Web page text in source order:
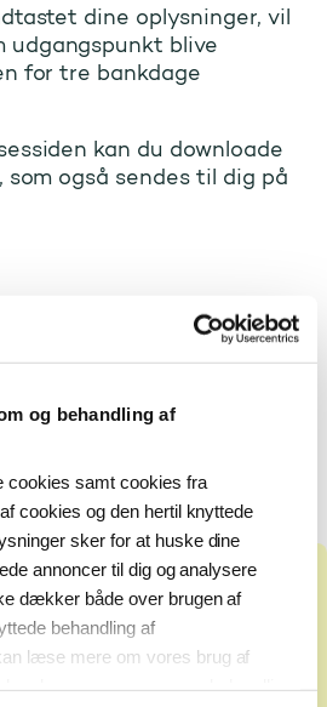
og behandling af
cookies samt cookies fra
cookies og den hertil knyttede
sker for at huske dine
annoncer til dig og analysere
dækker både over brugen af
behandling af
læse mere om vores brug af
dine oplysninger, vil
udgangspunkt blive
for tre bankdage
kan du downloade
også sendes til dig på
til Brobizz
du udfyldeformularen her
på
skal være gyldigt, og skal